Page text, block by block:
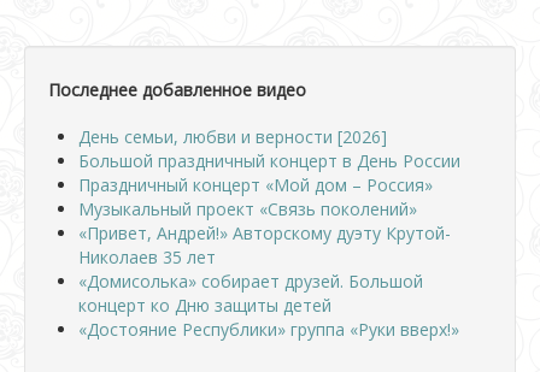
Последнее добавленное видео
День семьи, любви и верности [2026]
Большой праздничный концерт в День России
Праздничный концерт «Мой дом – Россия»
Музыкальный проект «Связь поколений»
«Привет, Андрей!» Авторскому дуэту Крутой-
Николаев 35 лет
«Домисолька» собирает друзей. Большой
концерт ко Дню защиты детей
«Достояние Республики» группа «Руки вверх!»